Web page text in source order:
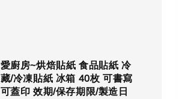
愛廚房~烘焙貼紙 食品貼紙 冷
藏/冷凍貼紙 冰箱 40枚 可書寫
可蓋印 效期/保存期限/製造日